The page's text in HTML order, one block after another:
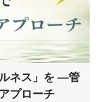
ネス」を ―管
プローチ